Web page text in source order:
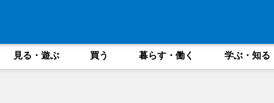
見る・遊ぶ 買う 暮らす・働く 学ぶ・知る